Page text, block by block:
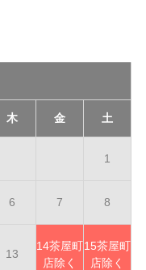
木 金 土
1
6 7 8
13
14茶屋町
店除く
15茶屋町
店除く